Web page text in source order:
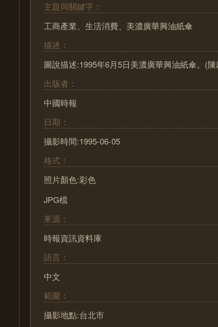
主題與關鍵字：
工商產業、生活消費、美濃廣華興油紙傘
描述：
圖說描述:1995年6月5日美濃廣華興油紙傘。(
出版者：
中國時報
日期：
攝影時間:1995-06-05
格式：
照片顏色:彩色
JPG檔
來源：
時報資訊資料庫
語言：
中文
範圍：
攝影地點:台北市